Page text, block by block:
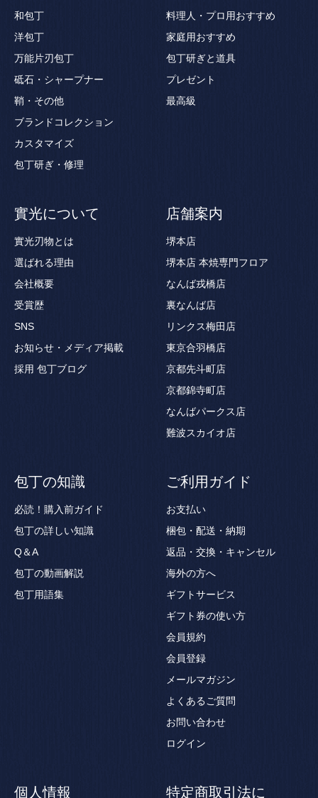
和包丁
洋包丁
万能片刃包丁
砥石・シャープナー
鞘・その他
ブランドコレクション
カスタマイズ
包丁研ぎ・修理
料理人・プロ用おすすめ
家庭用おすすめ
包丁研ぎと道具
プレゼント
最高級
實光について
實光刃物とは
選ばれる理由
会社概要
受賞歴
SNS
お知らせ・メディア掲載
採用 包丁ブログ
店舗案内
堺本店
堺本店 本焼専門フロア
なんば戎橋店
裏なんば店
リンクス梅田店
東京合羽橋店
京都先斗町店
京都錦寺町店
なんばパークス店
難波スカイオ店
包丁の知識
必読！購入前ガイド
包丁の詳しい知識
Q＆A
包丁の動画解説
包丁用語集
ご利用ガイド
お支払い
梱包・配送・納期
返品・交換・キャンセル
海外の方へ
ギフトサービス
ギフト券の使い方
会員規約
会員登録
メールマガジン
よくあるご質問
お問い合わせ
ログイン
個人情報 特定商取引法に